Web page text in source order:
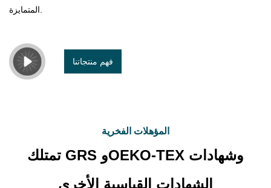
فهم منتجاتنا
المؤهلات الفخرية
تمتلك GRS وOEKO-TEX وشهادات
الشهادات القياسية الأخرى